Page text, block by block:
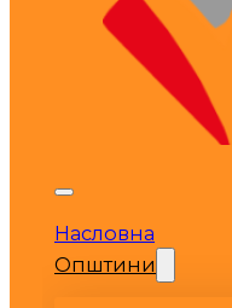
Насловна
Општини